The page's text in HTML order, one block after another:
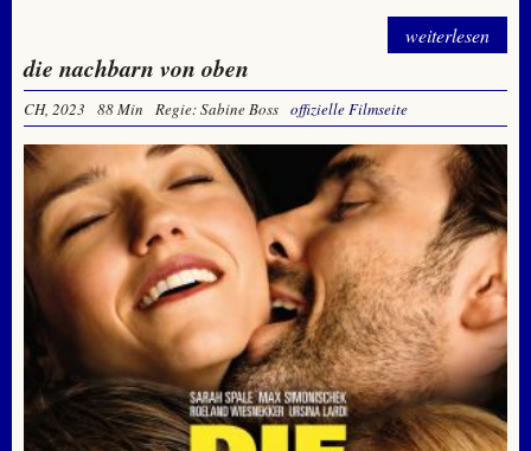
weiterlesen
die nachbarn von oben
CH, 2023 88 Min Regie: Sabine Boss offizielle Filmseite